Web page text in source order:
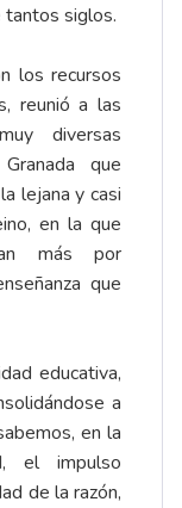
tantos siglos.
los recursos
reunió a las
diversas
que
lejana y casi
en la que
más por
que
educativa,
a
en la
el impulso
de la razón,